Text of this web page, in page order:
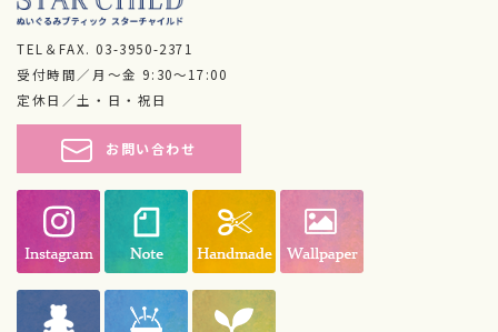
TEL＆FAX. 03-3950-2371
受付時間／月～金 9:30～17:00
定休日／土・日・祝日
お問い合わせ